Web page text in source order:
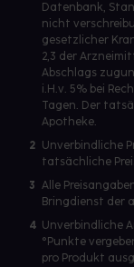
Datenbank,
nicht
gesetzlicher
2,3 der
Abschlags
i.H.v. 5% bei
Tagen. Der
Apotheke.
2 Unverbindliche
tatsächliche
3 Alle
Bringdienst der
4 Unverbindliche
°Punkte
pro Produkt